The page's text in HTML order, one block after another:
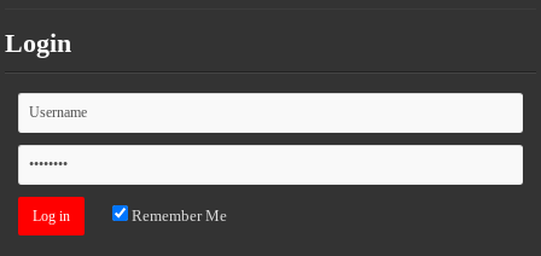
Login
Remember Me